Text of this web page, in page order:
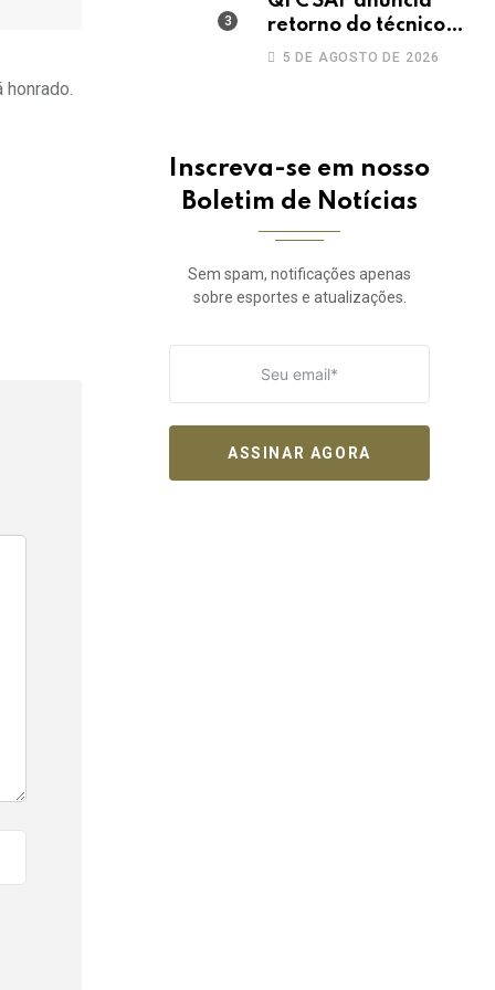
retorno do técnico
João Paulo para a
5 DE AGOSTO DE 2026
Inscreva-se em nosso
Boletim de Notícias
Sem spam, notificações apenas
sobre esportes e atualizações.
ASSINAR AGORA